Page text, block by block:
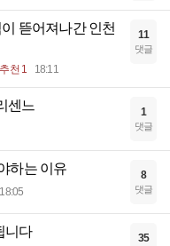
뜯어져나간 인천
추천 1 18:11
11
댓글
센느 1
댓글
하는 이유
18:05
8
댓글
니다 35